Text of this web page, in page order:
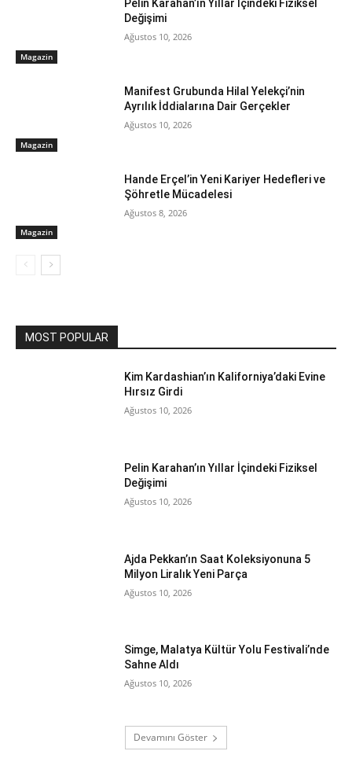
Magazin
Pelin Karahan’ın Yıllar İçindeki Fiziksel
Değişimi
Ağustos 10, 2026
Magazin
Manifest Grubunda Hilal Yelekçi’nin
Ayrılık İddialarına Dair Gerçekler
Ağustos 10, 2026
Magazin
Hande Erçel’in Yeni Kariyer Hedefleri ve
Şöhretle Mücadelesi
Ağustos 8, 2026
MOST POPULAR
Kim Kardashian’ın Kaliforniya’daki Evine
Hırsız Girdi
Ağustos 10, 2026
Pelin Karahan’ın Yıllar İçindeki Fiziksel
Değişimi
Ağustos 10, 2026
Ajda Pekkan’ın Saat Koleksiyonuna 5
Milyon Liralık Yeni Parça
Ağustos 10, 2026
Simge, Malatya Kültür Yolu Festivali’nde
Sahne Aldı
Ağustos 10, 2026
Devamını Göster